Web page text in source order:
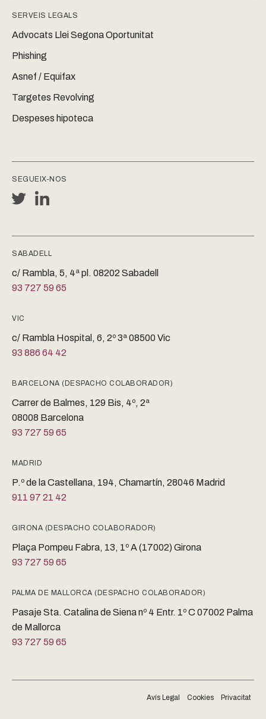
SERVEIS LEGALS
Advocats Llei Segona Oportunitat
Phishing
Asnef / Equifax
Targetes Revolving
Despeses hipoteca
SEGUEIX-NOS
SABADELL
c/ Rambla, 5, 4ª pl. 08202 Sabadell
93 727 59 65
VIC
c/ Rambla Hospital, 6, 2º 3ª 08500 Vic
93 886 64 42
BARCELONA (DESPACHO COLABORADOR)
Carrer de Balmes, 129 Bis, 4º, 2ª
08008 Barcelona
93 727 59 65
MADRID
P.º de la Castellana, 194, Chamartín, 28046 Madrid
911 97 21 42
GIRONA (DESPACHO COLABORADOR)
Plaça Pompeu Fabra, 13, 1º A (17002) Girona
93 727 59 65
PALMA DE MALLORCA (DESPACHO COLABORADOR)
Pasaje Sta. Catalina de Siena nº 4 Entr. 1º C 07002 Palma
de Mallorca
93 727 59 65
Avís Legal Cookies Privacitat